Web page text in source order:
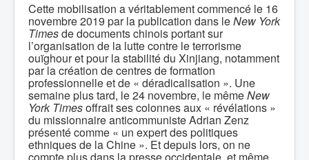
Cette mobilisation a véritablement commencé le 16
novembre 2019 par la publication dans leNew York
Timesde documents chinois portant sur
l’organisation de la lutte contre le terrorisme
ouïghour et pour la stabilité du Xinjiang, notamment
par la création de centres de formation
professionnelle et de « déradicalisation ». Une
semaine plus tard, le 24 novembre, le mêmeNew
York Timesoffrait ses colonnes aux « révélations »
du missionnaire anticommuniste Adrian Zenz
présenté comme « un expert des politiques
ethniques de la Chine ». Et depuis lors, on ne